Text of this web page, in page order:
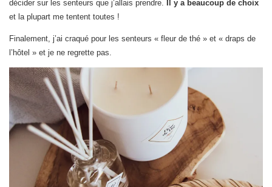
décider sur les senteurs que j’allais prendre. Il y a beaucoup de choix
et la plupart me tentent toutes !
Finalement, j’ai craqué pour les senteurs « fleur de thé » et « draps de
l’hôtel » et je ne regrette pas.